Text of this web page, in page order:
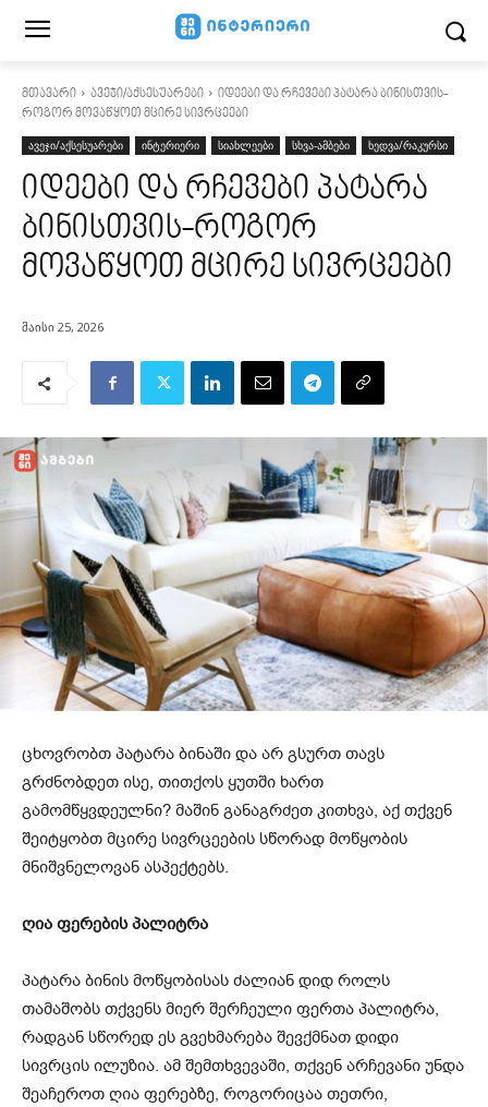
მთავარი ავეჯი/აქსესუარები
იდეები და რჩევები პატარა ბინისთვის-
როგორ მოვაწყოთ მცირე სივრცეები
ავეჯი/აქსესუარები ინტერიერი სიახლეები სხვა-ამბები ხედვა/რაკურსი
იდეები და რჩევები პატარა
ბინისთვის-როგორ
მოვაწყოთ მცირე სივრცეები
მაისი 25, 2026
ცხოვრობთ პატარა ბინაში და არ გსურთ თავს
გრძნობდეთ ისე, თითქოს ყუთში ხართ
გამომწყვდეულნი? მაშინ განაგრძეთ კითხვა, აქ თქვენ
შეიტყობთ მცირე სივრცეების სწორად მოწყობის
მნიშვნელოვან ასპექტებს.
ღია ფერების პალიტრა
პატარა ბინის მოწყობისას ძალიან დიდ როლს
თამაშობს თქვენს მიერ შერჩეული ფერთა პალიტრა,
რადგან სწორედ ეს გვეხმარება შევქმნათ დიდი
სივრცის ილუზია. ამ შემთხვევაში, თქვენ არჩევანი უნდა
შეაჩეროთ ღია ფერებზე, როგორიცაა თეთრი,